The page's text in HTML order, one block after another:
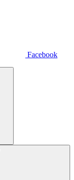
Facebook